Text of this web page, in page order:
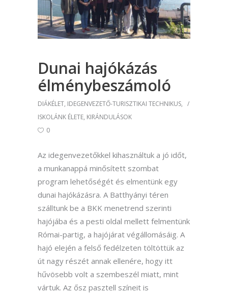
Dunai hajókázás
élménybeszámoló
DIÁKÉLET, IDEGENVEZETŐ-TURISZTIKAI TECHNIKUS,
ISKOLÁNK ÉLETE, KIRÁNDULÁSOK
0
Az idegenvezetőkkel kihasználtuk a jó időt,
a munkanappá minősített szombat
program lehetőségét és elmentünk egy
dunai hajókázásra. A Batthyányi téren
szálltunk be a BKK menetrend szerinti
hajójába és a pesti oldal mellett felmentünk
Római-partig, a hajójárat végállomásáig. A
hajó elején a felső fedélzeten töltöttük az
út nagy részét annak ellenére, hogy itt
hűvösebb volt a szembeszél miatt, mint
vártuk. Az ősz pasztell színeit is